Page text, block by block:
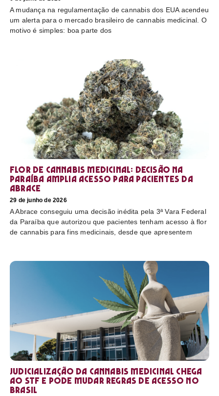
A mudança na regulamentação de cannabis dos EUA acendeu
um alerta para o mercado brasileiro de cannabis medicinal. O
motivo é simples: boa parte dos
Flor de cannabis medicinal: decisão na
Paraíba amplia acesso para pacientes da
Abrace
29 de junho de 2026
A Abrace conseguiu uma decisão inédita pela 3ª Vara Federal
da Paraíba que autorizou que pacientes tenham acesso à flor
de cannabis para fins medicinais, desde que apresentem
Judicialização da cannabis medicinal chega
ao STF e pode mudar regras de acesso no
Brasil